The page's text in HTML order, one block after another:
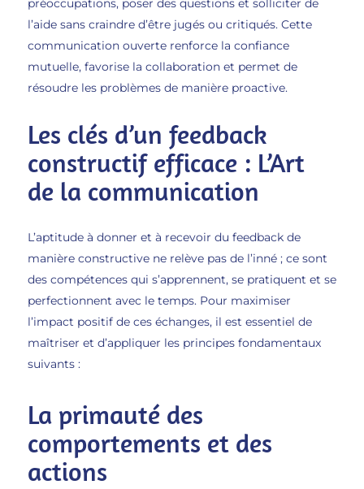
préoccupations, poser des questions et solliciter de
l’aide sans craindre d’être jugés ou critiqués. Cette
communication ouverte renforce la confiance
mutuelle, favorise la collaboration et permet de
résoudre les problèmes de manière proactive.
Les clés d’un feedback
constructif efficace : L’Art
de la communication
L’aptitude à donner et à recevoir du feedback de
manière constructive ne relève pas de l’inné ; ce sont
des compétences qui s’apprennent, se pratiquent et se
perfectionnent avec le temps. Pour maximiser
l’impact positif de ces échanges, il est essentiel de
maîtriser et d’appliquer les principes fondamentaux
suivants :
La primauté des
comportements et des
actions